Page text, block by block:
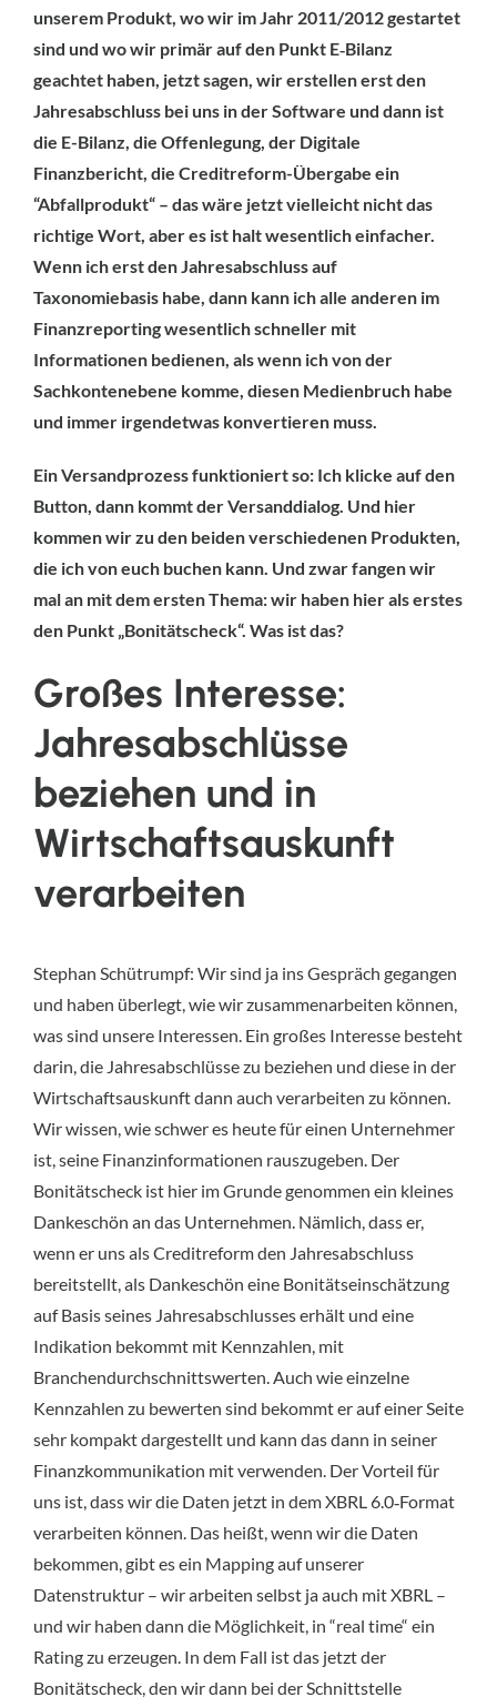
unserem Produkt, wo wir im Jahr 2011/2012 gestartet
sind und wo wir primär auf den Punkt E‑Bilanz
geachtet haben, jetzt sagen, wir erstellen erst den
Jahresabschluss bei uns in der Software und dann ist
die E-Bilanz, die Offenlegung, der Digitale
Finanzbericht, die Creditreform-Übergabe ein
“Abfallprodukt“ – das wäre jetzt vielleicht nicht das
richtige Wort, aber es ist halt wesentlich einfacher.
Wenn ich erst den Jahresabschluss auf
Taxonomiebasis habe, dann kann ich alle anderen im
Finanzreporting wesentlich schneller mit
Informationen bedienen, als wenn ich von der
Sachkontenebene komme, diesen Medienbruch habe
und immer irgendetwas konvertieren muss.
Ein Versandprozess funktioniert so: Ich klicke auf den
Button, dann kommt der Versanddialog. Und hier
kommen wir zu den beiden verschiedenen Produkten,
die ich von euch buchen kann. Und zwar fangen wir
mal an mit dem ersten Thema: wir haben hier als erstes
den Punkt „Bonitätscheck“. Was ist das?
Großes Interesse:
Jahresabschlüsse
beziehen und in
Wirtschaftsauskunft
verarbeiten
Stephan Schütrumpf: Wir sind ja ins Gespräch gegangen
und haben überlegt, wie wir zusammenarbeiten können,
was sind unsere Interessen. Ein großes Interesse besteht
darin, die Jahresabschlüsse zu beziehen und diese in der
Wirtschaftsauskunft dann auch verarbeiten zu können.
Wir wissen, wie schwer es heute für einen Unternehmer
ist, seine Finanzinformationen rauszugeben. Der
Bonitätscheck ist hier im Grunde genommen ein kleines
Dankeschön an das Unternehmen. Nämlich, dass er,
wenn er uns als Creditreform den Jahresabschluss
bereitstellt, als Dankeschön eine Bonitätseinschätzung
auf Basis seines Jahresabschlusses erhält und eine
Indikation bekommt mit Kennzahlen, mit
Branchendurchschnittswerten. Auch wie einzelne
Kennzahlen zu bewerten sind bekommt er auf einer Seite
sehr kompakt dargestellt und kann das dann in seiner
Finanzkommunikation mit verwenden. Der Vorteil für
uns ist, dass wir die Daten jetzt in dem XBRL 6.0‑Format
verarbeiten können. Das heißt, wenn wir die Daten
bekommen, gibt es ein Mapping auf unserer
Datenstruktur – wir arbeiten selbst ja auch mit XBRL –
und wir haben dann die Möglichkeit, in “real time“ ein
Rating zu erzeugen. In dem Fall ist das jetzt der
Bonitätscheck, den wir dann bei der Schnittstelle